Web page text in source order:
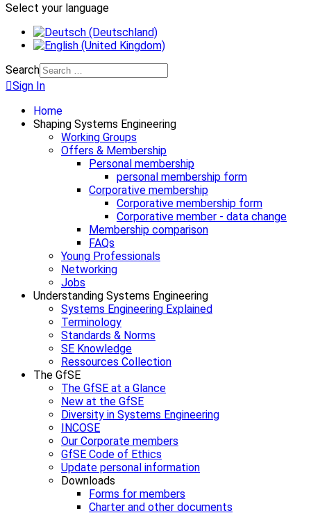
Select your language
Search
Sign In
Home
Shaping Systems Engineering
Working Groups
Offers & Membership
Personal membership
personal membership form
Corporative membership
Corporative membership form
Corporative member - data change
Membership comparison
FAQs
Young Professionals
Networking
Jobs
Understanding Systems Engineering
Systems Engineering Explained
Terminology
Standards & Norms
SE Knowledge
Ressources Collection
The GfSE
The GfSE at a Glance
New at the GfSE
Diversity in Systems Engineering
INCOSE
Our Corporate members
GfSE Code of Ethics
Update personal information
Downloads
Forms for members
Charter and other documents